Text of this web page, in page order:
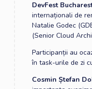
DevFest
internaționali de
Natalie Godec
(Senior Cloud
Participanții au
în task-urile de zi
Cosmin Ștefan